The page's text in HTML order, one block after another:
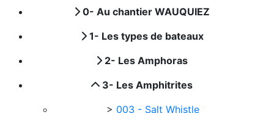
0- Au chantier WAUQUIEZ
1- Les types de bateaux
2- Les Amphoras
3- Les Amphitrites
> 003 - Salt Whistle